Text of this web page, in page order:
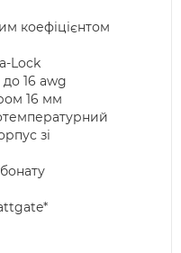
коефіцієнтом
Lock
16 awg
16 мм
зі